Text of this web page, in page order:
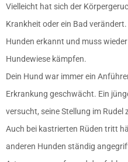
Vielleicht hat sich der
Krankheit oder ein Bad
Hunden erkannt und muss
Hundewiese kämpfen.
Dein Hund war immer ein
Erkrankung geschwächt. Ein
versucht, seine Stellung im Rudel
Auch bei kastrierten Rüden tritt
anderen Hunden ständig